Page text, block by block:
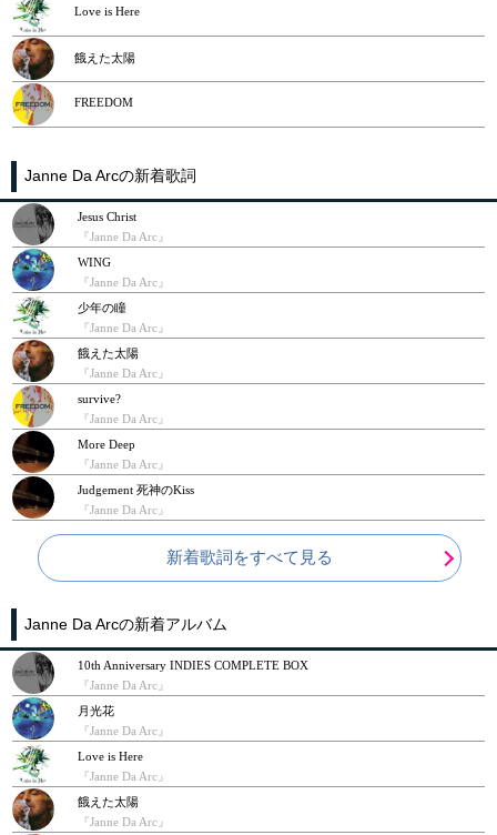
Love is Here
餓えた太陽
FREEDOM
Janne Da Arcの新着歌詞
Jesus Christ
『Janne Da Arc』
WING
『Janne Da Arc』
少年の瞳
『Janne Da Arc』
餓えた太陽
『Janne Da Arc』
survive?
『Janne Da Arc』
More Deep
『Janne Da Arc』
Judgement 死神のKiss
『Janne Da Arc』
新着歌詞をすべて見る
Janne Da Arcの新着アルバム
10th Anniversary INDIES COMPLETE BOX
『Janne Da Arc』
月光花
『Janne Da Arc』
Love is Here
『Janne Da Arc』
餓えた太陽
『Janne Da Arc』